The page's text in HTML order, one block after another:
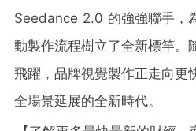
Seedance 2.0 的強強聯手，
動製作流程樹立了全新標竿。
飛躍，品牌視覺製作正走向更
全場景延展的全新時代。